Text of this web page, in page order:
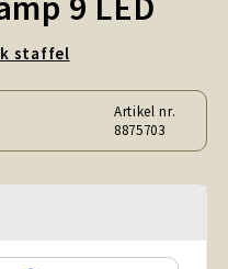
staffel
Artikel nr.
8875703